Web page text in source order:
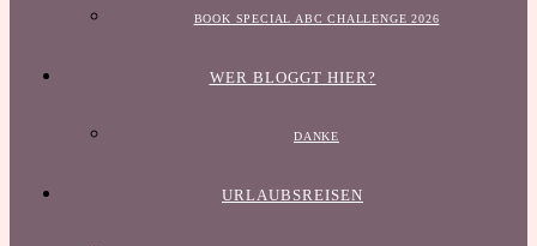
BOOK SPECIAL ABC CHALLENGE 2026
WER BLOGGT HIER?
DANKE
URLAUBSREISEN